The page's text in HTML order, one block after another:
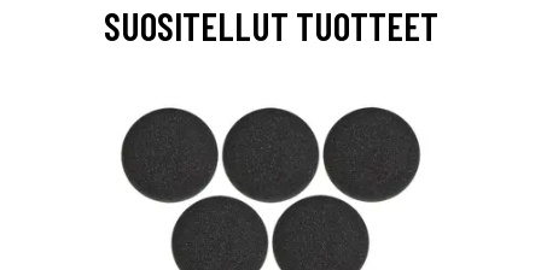
SUOSITELLUT TUOTTEET